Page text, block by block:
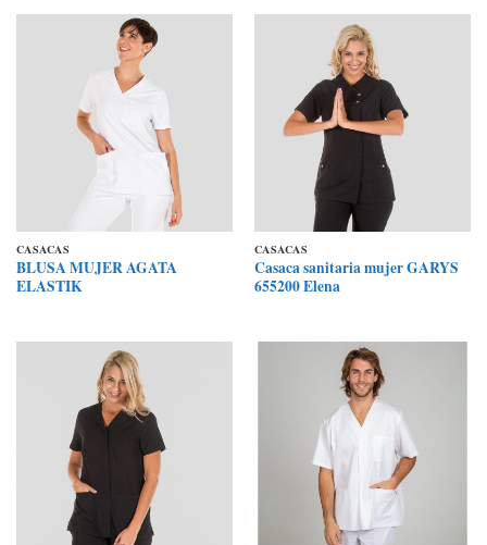
CASACAS
BLUSA MUJER AGATA
ELASTIK
CASACAS
Casaca sanitaria mujer GARYS
655200 Elena